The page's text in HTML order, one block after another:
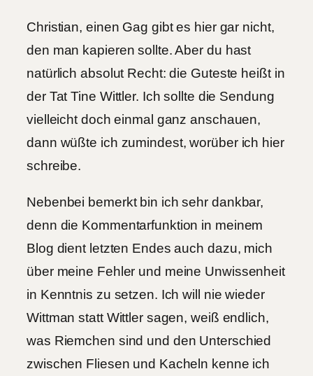
Christian, einen Gag gibt es hier gar nicht,
den man kapieren sollte. Aber du hast
natürlich absolut Recht: die Guteste heißt in
der Tat Tine Wittler. Ich sollte die Sendung
vielleicht doch einmal ganz anschauen,
dann wüßte ich zumindest, worüber ich hier
schreibe.
Nebenbei bemerkt bin ich sehr dankbar,
denn die Kommentarfunktion in meinem
Blog dient letzten Endes auch dazu, mich
über meine Fehler und meine Unwissenheit
in Kenntnis zu setzen. Ich will nie wieder
Wittman statt Wittler sagen, weiß endlich,
was Riemchen sind und den Unterschied
zwischen Fliesen und Kacheln kenne ich